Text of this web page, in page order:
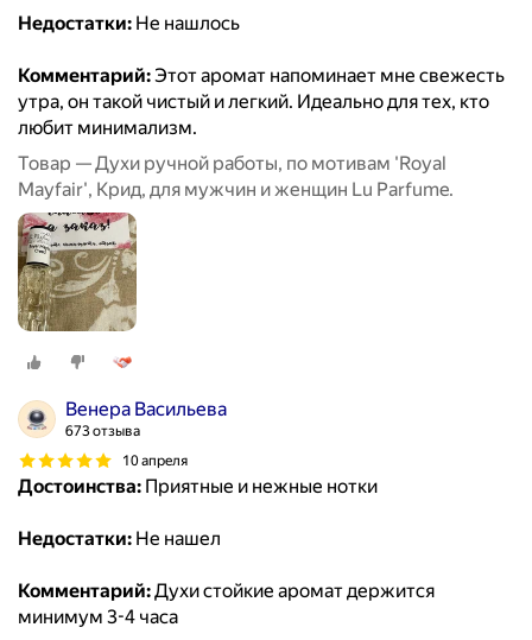
Недостатки: Не нашлось
Комментарий:Этот аромат напоминает мне свежесть
утра, он такой чистый и легкий. Идеально для тех, кто
любит минимализм.
Товар — Духи ручной работы, по мотивам 'Royal
Mayfair', Крид, для мужчин и женщин Lu Parfume.
Венера Васильева
673 отзыва
10 апреля
Достоинства: Приятные и нежные нотки
Недостатки: Не нашел
Комментарий:Духи стойкие аромат держится
минимум 3-4 часа